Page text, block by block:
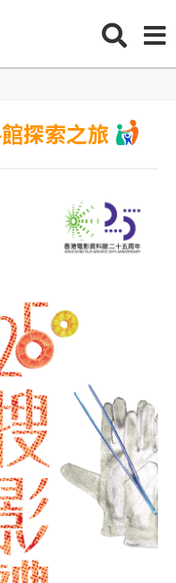
探索之旅